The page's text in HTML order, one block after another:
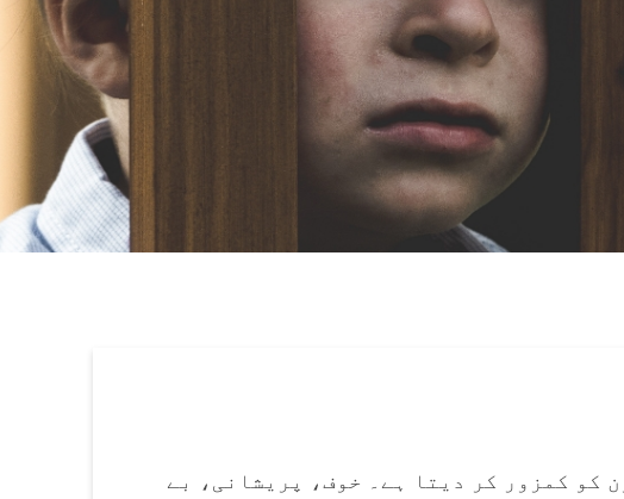
کو کمزور کر دیتا ہے۔ خوف، پریشانی، بے